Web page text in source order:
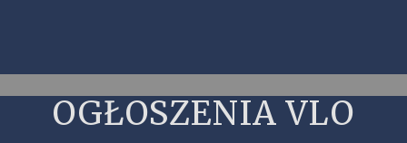
OGŁOSZENIA VLO